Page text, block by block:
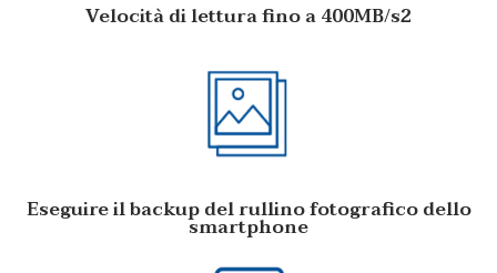
Velocità di lettura fino a 400MB/s2
Eseguire il backup del rullino fotografico dello
smartphone